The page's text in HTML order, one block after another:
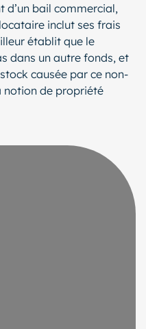
d’un bail commercial,
inclut ses frais
établit que le
dans un autre fonds, et
causée par ce non-
notion de propriété